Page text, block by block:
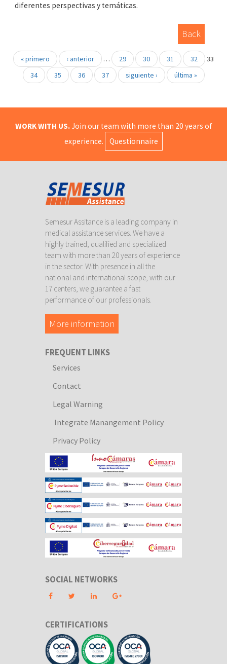
diferentes perspectivas y temáticas.
Back
« primero ‹ anterior … 29 30 31 32
33
34
35 36 37 siguiente › última »
WORK WITH US.Join our team with more than 20 years of
experience.
Questionnaire
Semesur Assitance is a leading company in
medical assistance services. We have a
highly trained, qualified and specialized
team with more than 20 years of experience
in the sector. With presence in all the
national and international scope, with our
17 centers, we guarantee a fast
performance of our professionals.
More information
FREQUENT LINKS
Services
Contact
Legal Warning
Integrate Manangement Policy
Privacy Policy
SOCIAL NETWORKS
CERTIFICATIONS